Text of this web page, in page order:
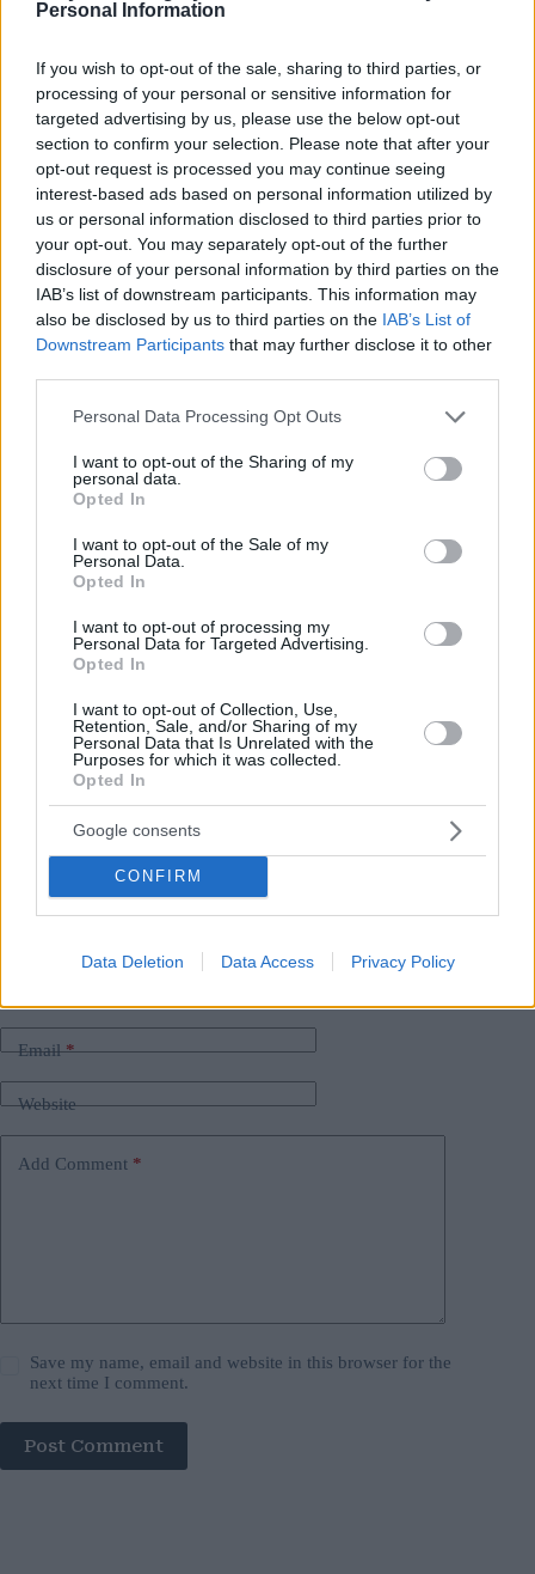
Personal Information
If you wish to opt-out of the sale, sharing to third parties, or
processing of your personal or sensitive information for
targeted advertising by us, please use the below opt-out
section to confirm your selection. Please note that after your
opt-out request is processed you may continue seeing
interest-based ads based on personal information utilized by
us or personal information disclosed to third parties prior to
your opt-out. You may separately opt-out of the further
disclosure of your personal information by third parties on the
IAB’s list of downstream participants. This information may
also be disclosed by us to third parties on the IAB’s List of
Downstream Participants that may further disclose it to other
Please note that this website/app uses one or more Google
not limited to your visit or usage behaviour. You may click to
grant or deny consent to Google and its third-party tags to
use your data for below specified purposes in below Google
consent section.
Personal Data Processing Opt Outs
I want to opt-out of the Sharing of my
personal data.
Opted In
I want to opt-out of the Sale of my
Personal Data.
Opted In
I want to opt-out of processing my
Personal Data for Targeted Advertising.
Opted In
I want to opt-out of Collection, Use,
Retention, Sale, and/or Sharing of my
Personal Data that Is Unrelated with the
Purposes for which it was collected.
Opted In
Google consents
CONFIRM
Data Deletion Data Access Privacy Policy
aziende cittadine per la loro eccellenza professionale,
Inoltre, il tram delle feste farà il suo ritorno
, partendo da
Piazza Deák Ferenc (è richiesta la registrazione), con musica
dal vivo, balli e viste serali della capitale.
Programmi culturali, concerti
Il 17 novembre, la celebrazione del compleanno della Grande
Budapest sarà caratterizzata da cerimonie di premiazione, tra
cui i titoli di Premio Budapest, Pro Urbe Budapest e Cittadino
Onorario di Budapest, in una cerimonia che si terrà presso
l’Accademia delle Scienze Ungherese, antica di 200 anni.
Tra i momenti culturali, i membri della Budapest Festival
esplorano e presentano il patrimonio culturale della capitale
ungherese. I vincitori delle sovvenzioni e dei Premi Pro
Cultura Urbis saranno annunciati il 21 novembre.
Legga anche:
fanno imbarazzanti in un ristorante
Le novità più interessanti di Budapest per il 2025
Dalla ferrovia dell’aeroporto all’Hotel Gellért
Immagine in evidenza:depositphotos.com
Leave a Reply
Email*
Website
Add Comment *
Save my name, email and website in this browser for the
next time I comment.
Post Comment